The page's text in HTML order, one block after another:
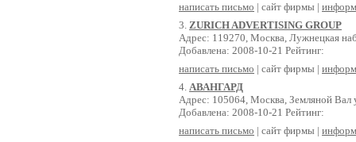
написать письмо | сайт фирмы |
3. ZURICH ADVERTISING GROUP
Адрес: 119270, Москва, Лужнецкая
Добавлена: 2008-10-21 Рейтинг:
написать письмо | сайт фирмы |
4. АВАНГАРД
Адрес: 105064, Москва, Земляной Вал
Добавлена: 2008-10-21 Рейтинг:
написать письмо | сайт фирмы |